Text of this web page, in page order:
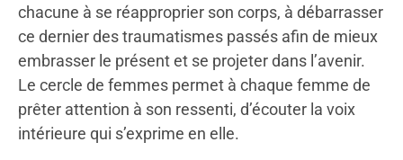
chacune à se réapproprier son corps, à débarrasser
ce dernier des traumatismes passés afin de mieux
embrasser le présent et se projeter dans l’avenir.
Le cercle de femmes permet à chaque femme de
prêter attention à son ressenti, d’écouter la voix
intérieure qui s’exprime en elle.